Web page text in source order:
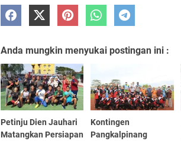
Anda mungkin menyukai postingan ini :
Petinju Dien Jauhari
Matangkan Persiapan
Kontingen
Pangkalpinang